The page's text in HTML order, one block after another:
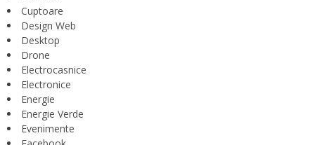
Cuptoare
Design Web
Desktop
Drone
Electrocasnice
Electronice
Energie
Energie Verde
Evenimente